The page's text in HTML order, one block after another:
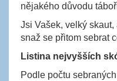
nějakého důvodu
Jsi Vašek, velký
snaž se přitom sebrat
Listina nejvyšších
Podle počtu